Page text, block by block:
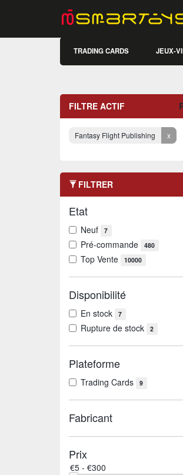
TRADING CARDS JEUX-
FILTRE ACTIF
Fantasy Flight Publishing x
FILTRER
Etat
Neuf 7
Pré-commande 480
Top Vente 10000
Disponibilité
En stock 7
Rupture de stock 2
Plateforme
Trading Cards 9
Fabricant
Prix